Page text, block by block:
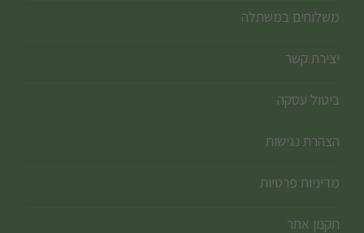
משלוחים במשתלה
יצירת קשר
ביטול עסקה
הצהרת נגישות
מדיניות פרטיות
תקנון אתר